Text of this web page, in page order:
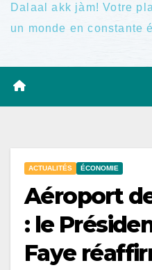
Dalaal akk jàm! Votre
un monde en constante
ACTUALITÉS ÉCONOMIE
Aéroport
: le
Faye